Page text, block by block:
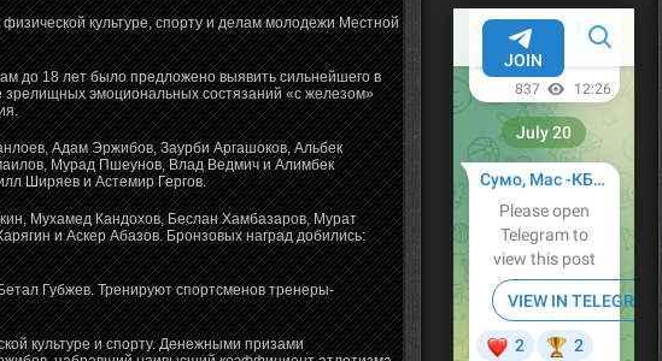
культуре, спорту и делам молодежи Местной
до 18 лет было предложено выявить сильнейшего в
эмоциональных состязаний «с железом»
Адам Эржибов, Заурби Аргашоков, Альбек
Мурад Пшеунов, Влад Ведмич и Алимбек
Ширяев и Астемир Гергов.
Мухамед Кандохов, Беслан Хамбазаров, Мурат
и Аскер Абазов. Бронзовых наград добились:
Губжев. Тренируют спортсменов тренеры-
культуре и спорту. Денежными призами